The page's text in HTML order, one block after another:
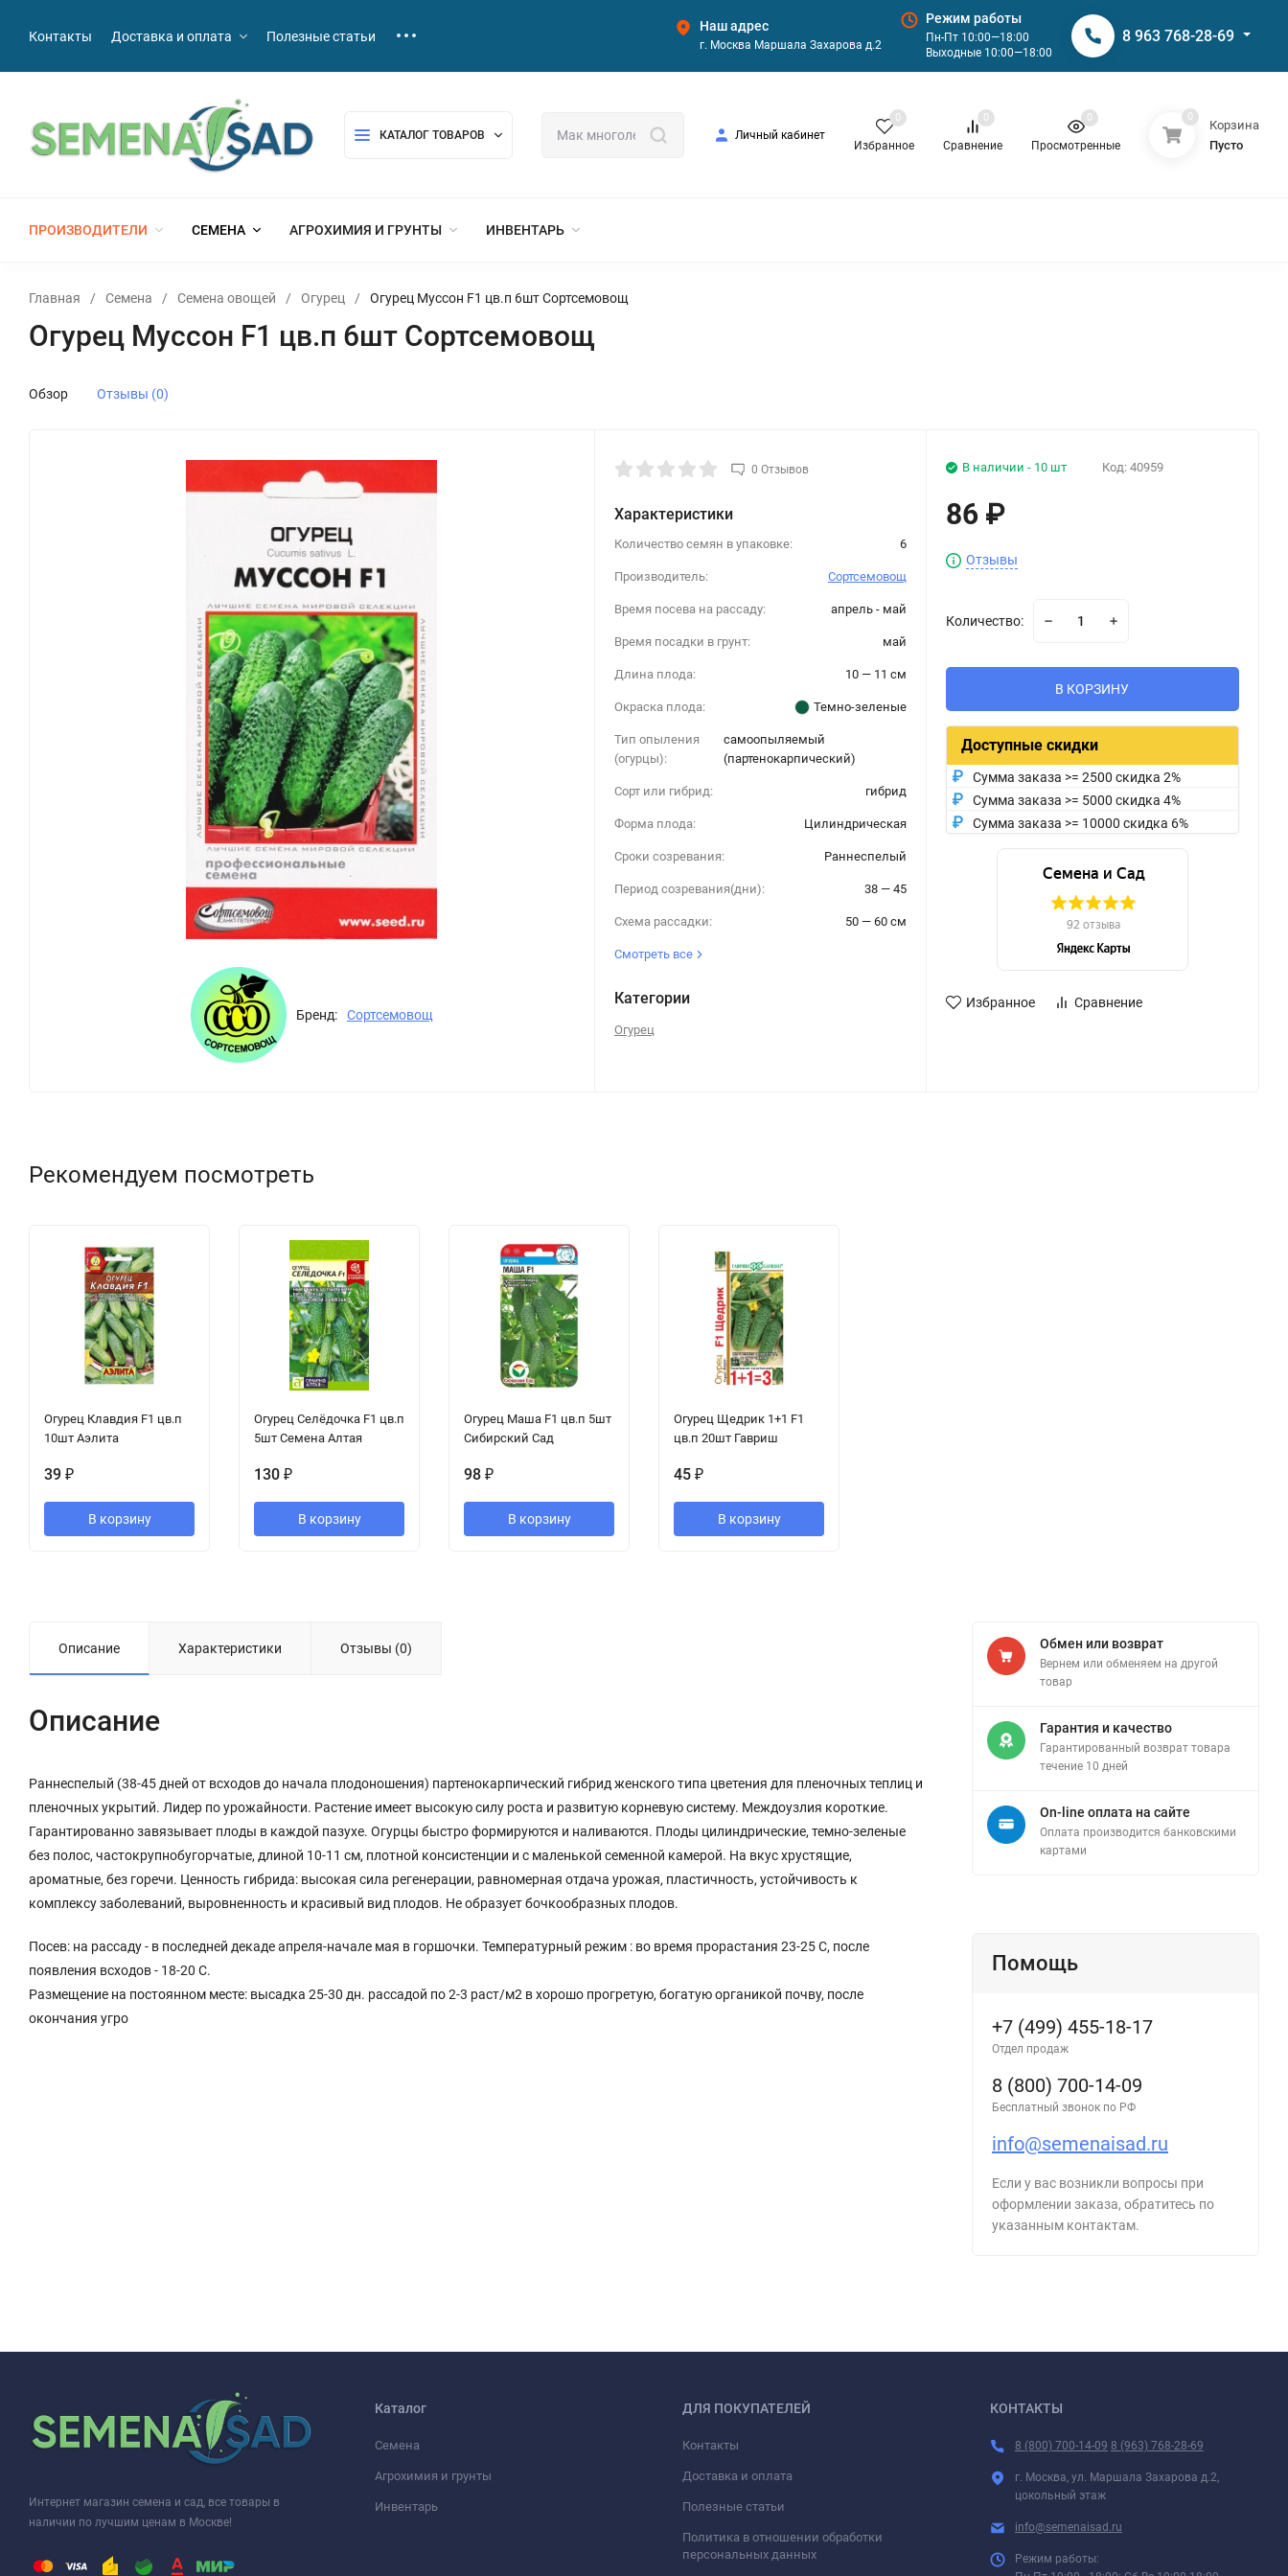
Контакты Доставка и оплата Полезные статьи
Наш адрес
г. Москва Маршала Захарова д.2
Режим работы
Пн-Пт 10:00—18:00
Выходные 10:00—18:00
8 963 768-28-69
КАТАЛОГ ТОВАРОВ
Личный кабинет
Избранное
0
Сравнение
0
Просмотренные
0 0
Корзина
Пусто
ПРОИЗВОДИТЕЛИ СЕМЕНА АГРОХИМИЯ И ГРУНТЫ ИНВЕНТАРЬ
Главная / Семена / Семена овощей / Огурец / Огурец Муссон F1 цв.п 6шт Сортсемовощ
Огурец Муссон F1 цв.п 6шт Сортсемовощ
Обзор Отзывы (0)
Бренд: Сортсемовощ
0 Отзывов
Характеристики
Количество семян в упаковке: 6
Производитель: Сортсемовощ
Время посева на рассаду: апрель - май
Время посадки в грунт: май
Длина плода: 10 — 11 см
Окраска плода: Темно-зеленые
Тип опыления
(огурцы):
самоопыляемый
(партенокарпический)
Сорт или гибрид: гибрид
Форма плода: Цилиндрическая
Сроки созревания: Раннеспелый
Период созревания(дни): 38 — 45
Схема рассадки: 50 — 60 см
Смотреть все
Категории
Огурец
В наличии - 10 шт Код: 40959
86 ₽
Отзывы
Количество:
В КОРЗИНУ
Доступные скидки
Сумма заказа >= 2500 скидка 2%
Сумма заказа >= 5000 скидка 4%
Сумма заказа >= 10000 скидка 6%
Избранное Сравнение
Рекомендуем посмотреть
Огурец Клавдия F1 цв.п
10шт Аэлита
39 ₽
В корзину
Огурец Селёдочка F1 цв.п
5шт Семена Алтая
130 ₽
В корзину
Огурец Маша F1 цв.п 5шт
Сибирский Сад
98 ₽
В корзину
Огурец Щедрик 1+1 F1
цв.п 20шт Гавриш
45 ₽
В корзину
Описание Характеристики Отзывы (0)
Описание
Раннеспелый (38-45 дней от всходов до начала плодоношения) партенокарпический гибрид женского типа цветения для пленочных теплиц и
пленочных укрытий. Лидер по урожайности. Растение имеет высокую силу роста и развитую корневую систему. Междоузлия короткие.
Гарантированно завязывает плоды в каждой пазухе. Огурцы быстро формируются и наливаются. Плоды цилиндрические, темно-зеленые
без полос, частокрупнобугорчатые, длиной 10-11 см, плотной консистенции и с маленькой семенной камерой. На вкус хрустящие,
ароматные, без горечи. Ценность гибрида: высокая сила регенерации, равномерная отдача урожая, пластичность, устойчивость к
комплексу заболеваний, выровненность и красивый вид плодов. Не образует бочкообразных плодов.
Посев: на рассаду - в последней декаде апреля-начале мая в горшочки. Температурный режим : во время прорастания 23-25 С, после
появления всходов - 18-20 С.
Размещение на постоянном месте: высадка 25-30 дн. рассадой по 2-3 раст/м2 в хорошо прогретую, богатую органикой почву, после
окончания угро
Обмен или возврат
Вернем или обменяем на другой
товар
Гарантия и качество
Гарантированный возврат товара
течение 10 дней
On-line оплата на сайте
Оплата производится банковскими
картами
Помощь
+7 (499) 455-18-17
Отдел продаж
8 (800) 700-14-09
Бесплатный звонок по РФ
info@semenaisad.ru
Если у вас возникли вопросы при
оформлении заказа, обратитесь по
указанным контактам.
Интернет магазин семена и сад, все товары в
наличии по лучшим ценам в Москве!
Каталог
Семена
Агрохимия и грунты
Инвентарь
ДЛЯ ПОКУПАТЕЛЕЙ
Контакты
Доставка и оплата
Полезные статьи
Политика в отношении обработки
персональных данных
КОНТАКТЫ
8 (800) 700-14-09 8 (963) 768-28-69
г. Москва, ул. Маршала Захарова д.2,
цокольный этаж
info@semenaisad.ru
Режим работы: